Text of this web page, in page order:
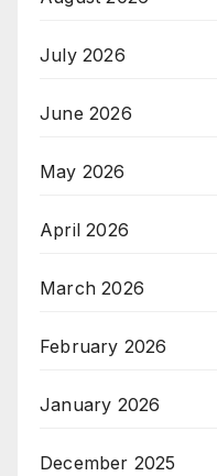
July 2026
June 2026
May 2026
April 2026
March 2026
February 2026
January 2026
December 2025